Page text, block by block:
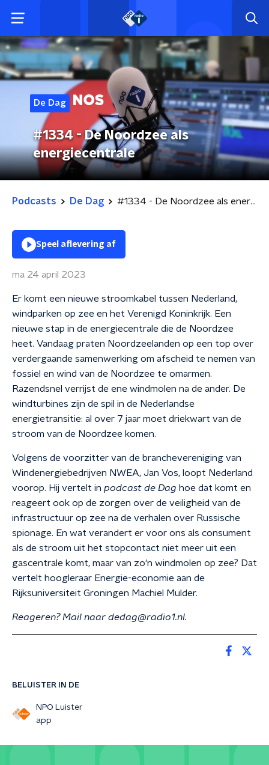
De Dag
#1334 - De Noordzee als
energiecentrale
Podcasts De Dag #1334 - De Noordzee als energiecentrale
BELUISTER IN DE
NPO Luister
app
Speel aflevering af
ma 24 april 2023
Er komt een nieuwe stroomkabel tussen Nederland,
windparken op zee en het Verenigd Koninkrijk. Een
nieuwe stap in de energiecentrale die de Noordzee
heet. Vandaag praten Noordzeelanden op een top over
verdergaande samenwerking om afscheid te nemen van
fossiel en wind van de Noordzee te omarmen.
Razendsnel verrijst de ene windmolen na de ander. De
windturbines zijn de spil in de Nederlandse
energietransitie: al over 7 jaar moet driekwart van de
stroom van de Noordzee komen.
Volgens de voorzitter van de branchevereniging van
Windenergiebedrijven NWEA, Jan Vos, loopt Nederland
voorop. Hij vertelt in podcast de Dag hoe dat komt en
reageert ook op de zorgen over de veiligheid van de
infrastructuur op zee na de verhalen over Russische
spionage. En wat verandert er voor ons als consument
als de stroom uit het stopcontact niet meer uit een
gascentrale komt, maar van zo'n windmolen op zee? Dat
vertelt hoogleraar Energie-economie aan de
Rijksuniversiteit Groningen Machiel Mulder.
Reageren? Mail naar dedag@radio1.nl.